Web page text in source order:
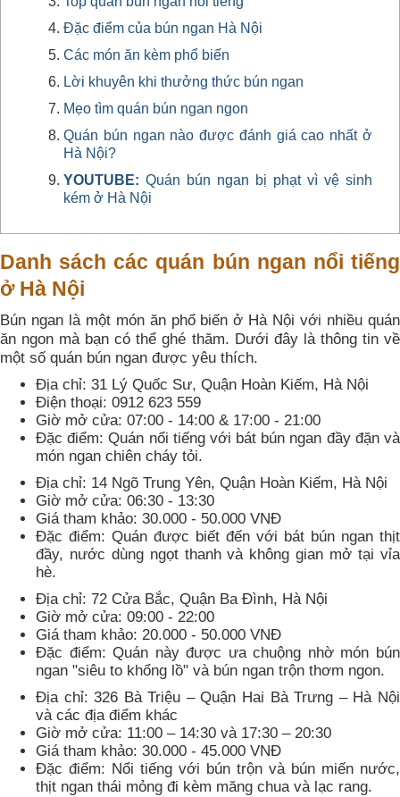
Đặc điểm của bún ngan Hà Nội
Các món ăn kèm phổ biến
Lời khuyên khi thưởng thức bún ngan
Mẹo tìm quán bún ngan ngon
Quán bún ngan nào được đánh giá cao nhất ở
Hà Nội?
YOUTUBE: Quán bún ngan bị phạt vì vệ sinh
kém ở Hà Nội
Danh sách các quán bún ngan nổi tiếng
ở Hà Nội
Bún ngan là một món ăn phổ biến ở Hà Nội với nhiều quán
ăn ngon mà bạn có thể ghé thăm. Dưới đây là thông tin về
một số quán bún ngan được yêu thích.
Địa chỉ: 31 Lý Quốc Sư, Quận Hoàn Kiếm, Hà Nội
Điện thoại: 0912 623 559
Giờ mở cửa: 07:00 - 14:00 & 17:00 - 21:00
Đặc điểm: Quán nổi tiếng với bát bún ngan đầy đặn và
món ngan chiên cháy tỏi.
Địa chỉ: 14 Ngõ Trung Yên, Quận Hoàn Kiếm, Hà Nội
Giờ mở cửa: 06:30 - 13:30
Giá tham khảo: 30.000 - 50.000 VNĐ
Đặc điểm: Quán được biết đến với bát bún ngan thịt
đầy, nước dùng ngọt thanh và không gian mở tại vỉa
hè.
Địa chỉ: 72 Cửa Bắc, Quận Ba Đình, Hà Nội
Giờ mở cửa: 09:00 - 22:00
Giá tham khảo: 20.000 - 50.000 VNĐ
Đặc điểm: Quán này được ưa chuộng nhờ món bún
ngan "siêu to khổng lồ" và bún ngan trộn thơm ngon.
Địa chỉ: 326 Bà Triệu – Quận Hai Bà Trưng – Hà Nội
và các địa điểm khác
Giờ mở cửa: 11:00 – 14:30 và 17:30 – 20:30
Giá tham khảo: 30.000 - 45.000 VNĐ
Đặc điểm: Nổi tiếng với bún trộn và bún miến nước,
thịt ngan thái mỏng đi kèm măng chua và lạc rang.